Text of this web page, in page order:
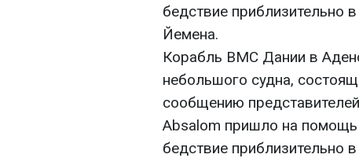
бедствие приблизительно
Йемена.
Корабль ВМС Дании в
небольшого судна,
сообщению
Absalom пришло на
бедствие приблизительно